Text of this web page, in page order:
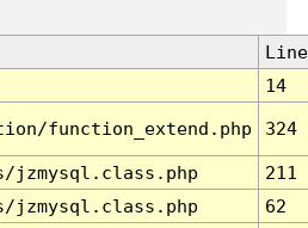
Line
14
function_extend.php 324
jzmysql.class.php
211
jzmysql.class.php
62